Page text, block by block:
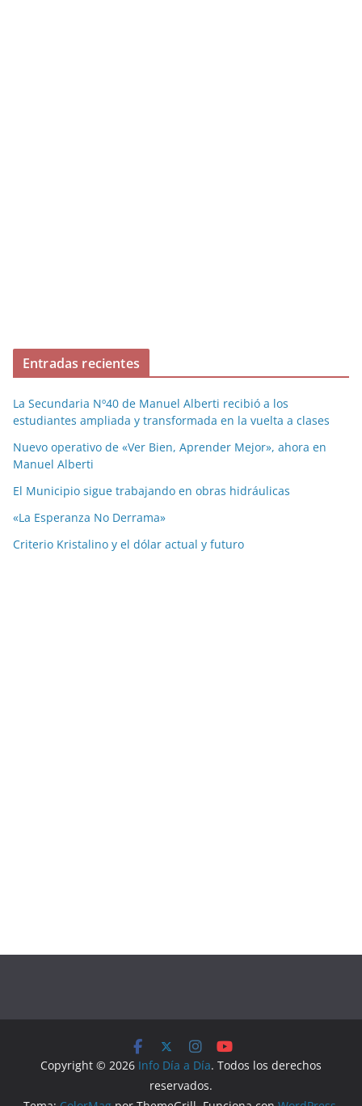
Entradas recientes
La Secundaria Nº40 de Manuel Alberti recibió a los
estudiantes ampliada y transformada en la vuelta a clases
Nuevo operativo de «Ver Bien, Aprender Mejor», ahora en
Manuel Alberti
El Municipio sigue trabajando en obras hidráulicas
«La Esperanza No Derrama»
Criterio Kristalino y el dólar actual y futuro
Copyright © 2026 Info Día a Día. Todos los derechos
reservados.